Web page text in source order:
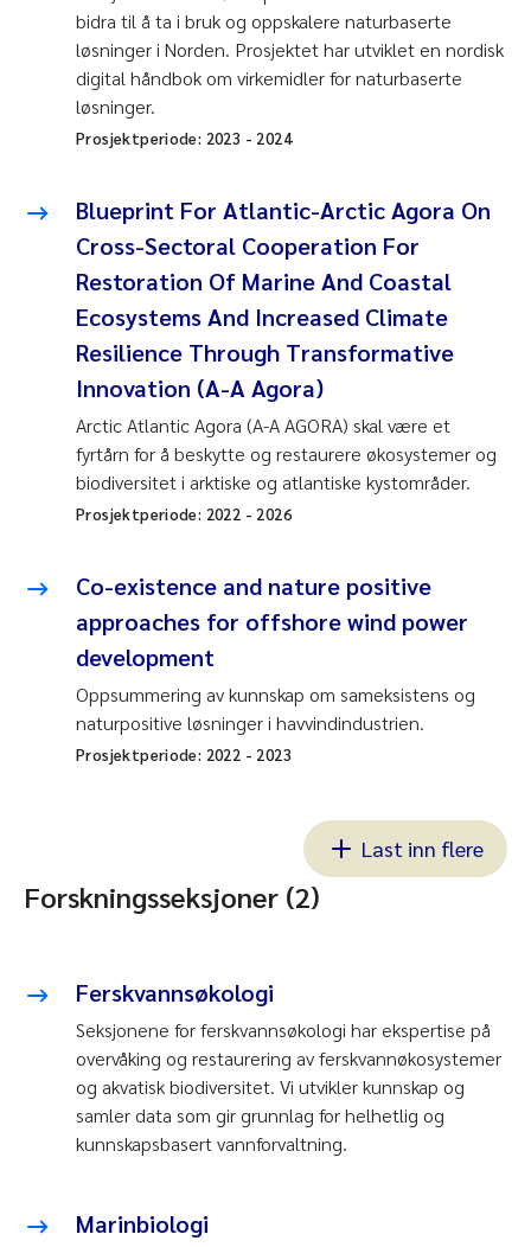
bidra til å ta i bruk og oppskalere naturbaserte
løsninger i Norden. Prosjektet har utviklet en nordisk
digital håndbok om virkemidler for naturbaserte
løsninger.
Prosjektperiode: 2023 - 2024
Blueprint For Atlantic-Arctic Agora On
Cross-Sectoral Cooperation For
Restoration Of Marine And Coastal
Ecosystems And Increased Climate
Resilience Through Transformative
Innovation (A-A Agora)
Arctic Atlantic Agora (A-A AGORA) skal være et
fyrtårn for å beskytte og restaurere økosystemer og
biodiversitet i arktiske og atlantiske kystområder.
Prosjektperiode: 2022 - 2026
Co-existence and nature positive
approaches for offshore wind power
development
Oppsummering av kunnskap om sameksistens og
naturpositive løsninger i havvindindustrien.
Prosjektperiode: 2022 - 2023
Last inn flere
Forskningsseksjoner (2)
Ferskvannsøkologi
Seksjonene for ferskvannsøkologi har ekspertise på
overvåking og restaurering av ferskvannøkosystemer
og akvatisk biodiversitet. Vi utvikler kunnskap og
samler data som gir grunnlag for helhetlig og
kunnskapsbasert vannforvaltning.
Marinbiologi